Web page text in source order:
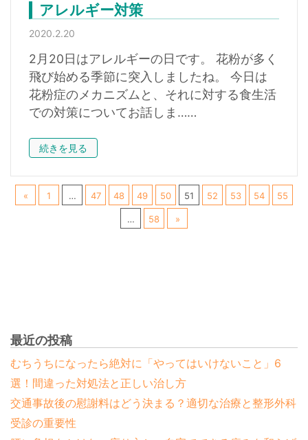
アレルギー対策
2020.2.20
2月20日はアレルギーの日です。 花粉が多く
飛び始める季節に突入しましたね。 今日は
花粉症のメカニズムと、それに対する食生活
での対策についてお話しま……
続きを見る
« 1 … 47 48 49 50 51 52 53 54 55
… 58 »
最近の投稿
むちうちになったら絶対に「やってはいけないこと」6
選！間違った対処法と正しい治し方
交通事故後の慰謝料はどう決まる？適切な治療と整形外科
受診の重要性